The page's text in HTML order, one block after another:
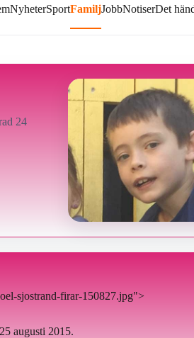
NyheterSportFamiljJobbNotiserDet
24
sjostrand-firar-150827.jpg">
augusti 2015.